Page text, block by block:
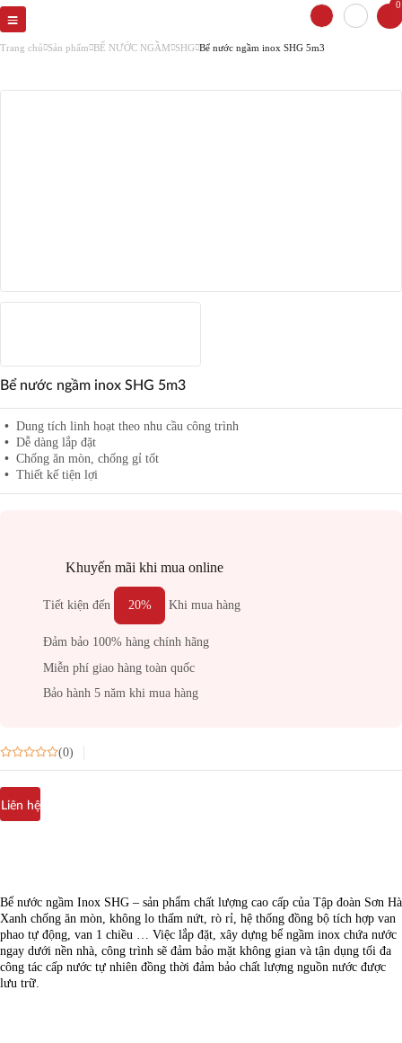
0
Trang chủ Sản phẩm BỂ NƯỚC NGẦM SHG Bể nước ngầm inox SHG 5m3
Bể nước ngầm inox SHG 5m3
Dung tích linh hoạt theo nhu cầu công trình
Dễ dàng lắp đặt
Chống ăn mòn, chống gỉ tốt
Thiết kế tiện lợi
Khuyến mãi khi mua online
Tiết kiện đến 20% Khi mua hàng
Đảm bảo 100% hàng chính hãng
Miễn phí giao hàng toàn quốc
Bảo hành 5 năm khi mua hàng
(0)
Liên hệ
Bể nước ngầm Inox SHG – sản phẩm chất lượng cao cấp của Tập đoàn Sơn Hà
Xanh chống ăn mòn, không lo thấm nứt, rò rỉ, hệ thống đồng bộ tích hợp van
phao tự động, van 1 chiều … Việc lắp đặt, xây dựng bể ngầm inox chứa nước
ngay dưới nền nhà, công trình sẽ đảm bảo mặt không gian và tận dụng tối đa
công tác cấp nước tự nhiên đồng thời đảm bảo chất lượng nguồn nước được
lưu trữ.